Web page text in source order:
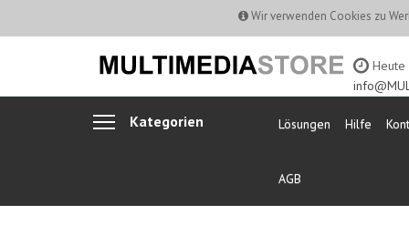
Wir verwenden Cookies zu
Kategorien Lösungen Hilfe
AGB